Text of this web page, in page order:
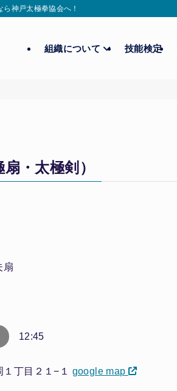
神戸太極拳協会へ！
組織について 技能検定
・太極剣）
扇
12:45
丁目２１−１ google map